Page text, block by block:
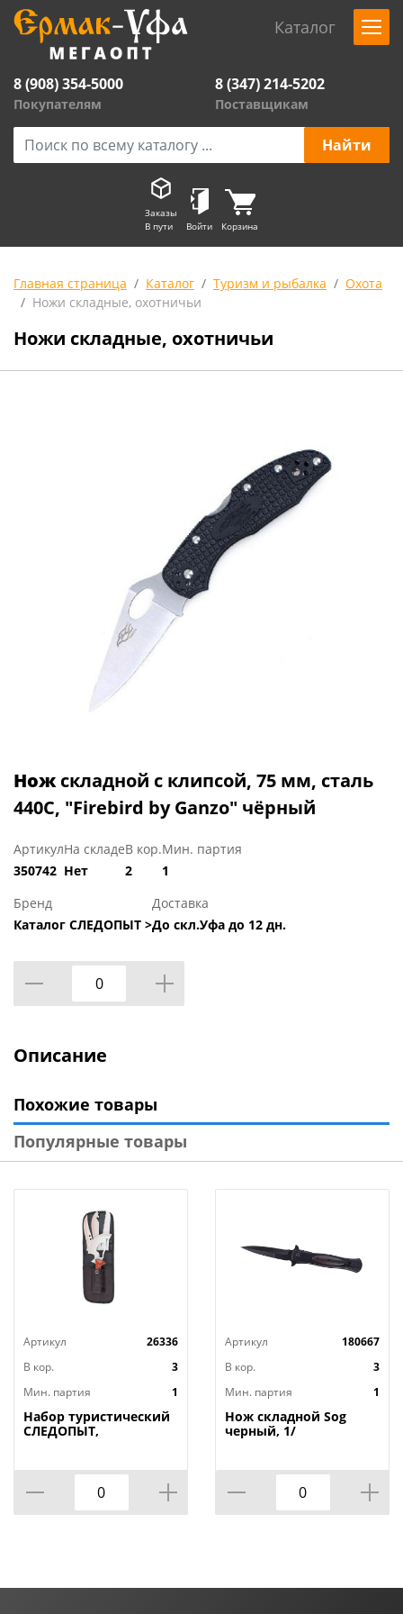
Каталог
8 (908) 354-5000
Покупателям
8 (347) 214-5202
Поставщикам
Заказы
В пути
Войти Корзина
Главная страница Каталог Туризм и рыбалка
Охота
Ножи складные, охотничьи
Ножи складные, охотничьи
Нож складной с клипсой, 75 мм, сталь
440С, "Firebird by Ganzo" чёрный
Артикул
350742
На складе
Нет
В кор.
2
Мин. партия
1
Бренд
Каталог СЛЕДОПЫТ >
Доставка
До скл.Уфа до 12 дн.
Описание
Похожие товары
Популярные товары
Артикул
26336
В кор.
3
Мин. партия
1
Набор туристический
СЛЕДОПЫТ,
Артикул
180667
В кор.
3
Мин. партия
1
Нож складной Sog
черный, 1/